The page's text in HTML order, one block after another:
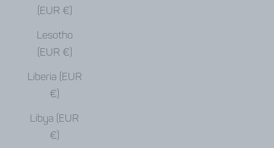
(EUR €)
Lesotho
(EUR €)
Liberia (EUR
€)
Libya (EUR
€)